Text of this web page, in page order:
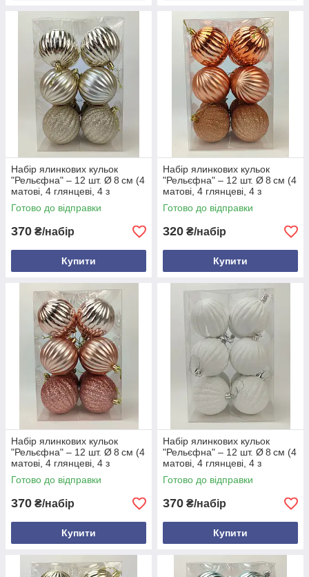
Набір ялинкових кульок
"Рельєфна" – 12 шт. Ø 8 см (4
матові, 4 глянцеві, 4 з
блискітками), пластик,
рельєф, тубус Айворі
Готово до відправки
370 ₴/набір
Купити
Набір ялинкових кульок
"Рельєфна" – 12 шт. Ø 8 см (4
матові, 4 глянцеві, 4 з
блискітками), пластик,
рельєф, тубус Мідь
Готово до відправки
320 ₴/набір
Купити
Набір ялинкових кульок
"Рельєфна" – 12 шт. Ø 8 см (4
матові, 4 глянцеві, 4 з
блискітками), пластик,
рельєф, тубус Пудра
Готово до відправки
370 ₴/набір
Купити
Набір ялинкових кульок
"Рельєфна" – 12 шт. Ø 8 см (4
матові, 4 глянцеві, 4 з
блискітками), пластик,
рельєф, тубус Білий
Готово до відправки
370 ₴/набір
Купити